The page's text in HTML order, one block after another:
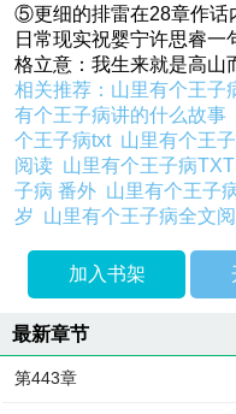
⑤更细的排雷在28章作话
日常现实祝婴宁许思睿
格立意：我生来就是高山
相关推荐： 山里有个王子
有个王子病讲的什么故事
个王子病txt 山里有个王
阅读 山里有个王子病TXT
子病 番外 山里有个王子
岁 山里有个王子病全文
加入书架
最新章节
第443章